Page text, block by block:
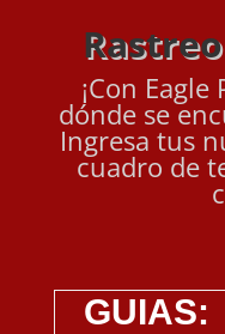
¡Con
dónde se
Ingresa tus
cuadro de
GUIAS: